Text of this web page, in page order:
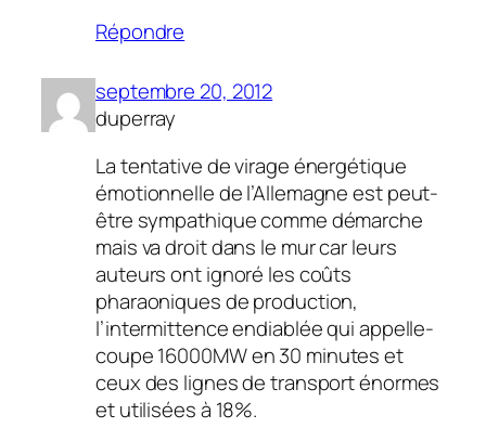
Répondre
septembre 20, 2012
duperray
La tentative de virage énergétique
émotionnelle de l’Allemagne est peut-
être sympathique comme démarche
mais va droit dans le mur car leurs
auteurs ont ignoré les coûts
pharaoniques de production,
l’intermittence endiablée qui appelle-
coupe 16000MW en 30 minutes et
ceux des lignes de transport énormes
et utilisées à 18%.